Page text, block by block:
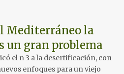
Mediterráneo la
un gran problema
el n 3 a la desertificación, con
enfoques para un viejo